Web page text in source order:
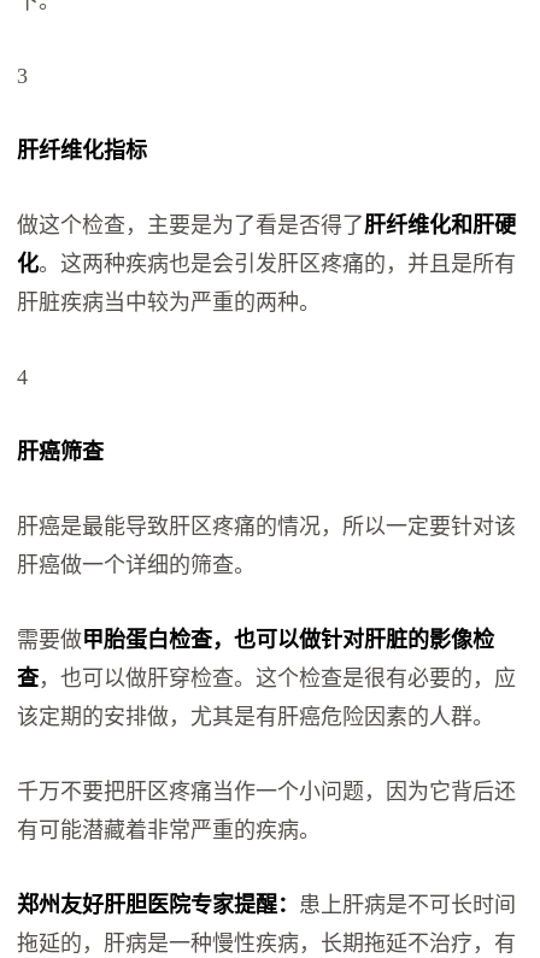
3
肝纤维化指标
做这个检查，主要是为了看是否得了肝纤维化和肝硬
化。这两种疾病也是会引发肝区疼痛的，并且是所有
肝脏疾病当中较为严重的两种。
4
肝癌筛查
肝癌是最能导致肝区疼痛的情况，所以一定要针对该
肝癌做一个详细的筛查。
需要做甲胎蛋白检查，也可以做针对肝脏的影像检
查，也可以做肝穿检查。这个检查是很有必要的，应
该定期的安排做，尤其是有肝癌危险因素的人群。
千万不要把肝区疼痛当作一个小问题，因为它背后还
有可能潜藏着非常严重的疾病。
郑州友好肝胆医院专家提醒： 患上肝病是不可长时间
拖延的，肝病是一种慢性疾病，长期拖延不治疗，有